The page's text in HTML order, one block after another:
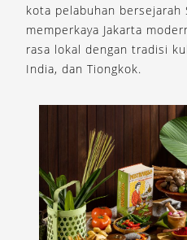
kota pelabuhan bersejarah
memperkaya Jakarta
rasa lokal dengan tradisi
India, dan Tiongkok.